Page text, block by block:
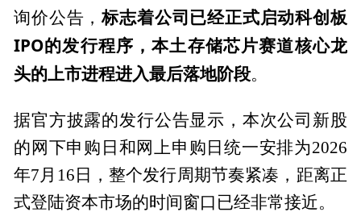
询价公告，标志着公司已经正式启动科创板
IPO的发行程序，本土存储芯片赛道核心龙
头的上市进程进入最后落地阶段。
据官方披露的发行公告显示，本次公司新股
的网下申购日和网上申购日统一安排为2026
年7月16日，整个发行周期节奏紧凑，距离正
式登陆资本市场的时间窗口已经非常接近。